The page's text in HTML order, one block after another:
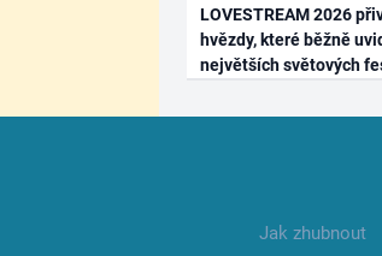
LOVESTREAM 2026
hvězdy, které běžně
největších světových
Jak zhubnout